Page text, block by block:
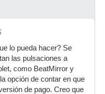
lo pueda hacer? Se
las pulsaciones a
como BeatMirror y
opción de contar en que
de pago. Creo que